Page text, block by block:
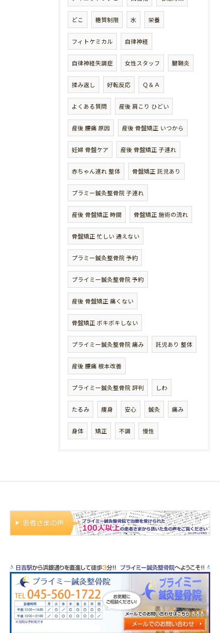
どこ 糖質制限 水 栄養
フィトケミカル 自律神経
自律神経失調症 女性スタッフ 腱鞘炎
揉み返し 好転反応 Ｑ＆Ａ
よくある質問 産後 肩こり ひどい
産後 腰痛 原因 産後 骨盤矯正 いつから
妊婦 骨盤ケア 産後 骨盤矯正 子連れ
赤ちゃん連れ 整体 骨盤矯正 託児あり
プラミー鍼灸整骨院 子連れ
産後 骨盤矯正 時間 骨盤矯正 施術の流れ
骨盤矯正 忙しい 通えない
プラミー鍼灸整骨院 予約
プライミー鍼灸整骨院 予約
産後 骨盤矯正 痛くない
骨盤矯正 ボキボキしない
プライミー鍼灸整骨院 痛み 託児あり 整体
産後 腰痛 根本改善
プライミー鍼灸整骨院 評判 しわ
たるみ 痩身 安心 鍼灸 痛み
身体 矯正 不調 慢性